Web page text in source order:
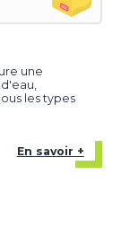
une
les types
En savoir +